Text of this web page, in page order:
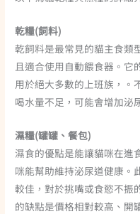
乾糧(飼料)
乾飼料是最常見的貓主食類
且適合使用自動餵食器。它
用於絕大多數的上班族，。
喝水量不足，可能會增加泌
濕糧(罐罐、餐包)
濕食的優點是能讓貓咪在進
咪能幫助維持泌尿道健康。
較佳，對於挑嘴或食慾不振
的缺點是價格相對較高、開